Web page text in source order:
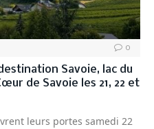
0
Savoie, lac du
de Savoie les 21, 22 et
leurs portes samedi 22